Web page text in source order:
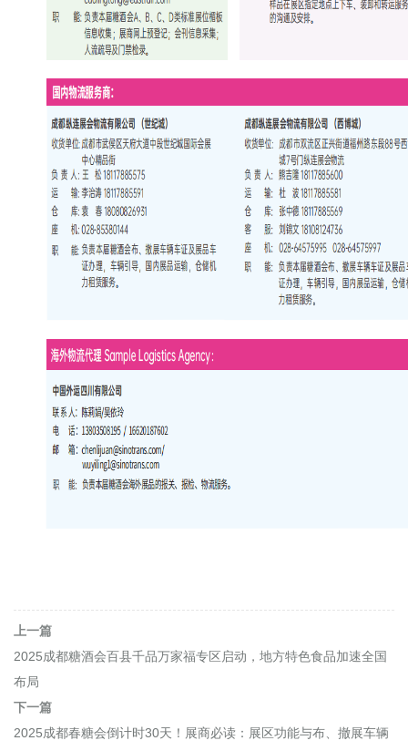
上一篇
2025成都糖酒会百县千品万家福专区启动，地方特色食品加速全国
布局
下一篇
2025成都春糖会倒计时30天！展商必读：展区功能与布、撤展车辆